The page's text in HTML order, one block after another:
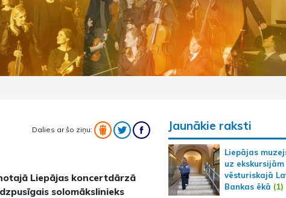
Dalies ar šo ziņu:
Liepājas koncertdārzā
solomākslinieks
Jaunākie raksti
Liepājas
uz ekskursijām
vēsturiskajā
Bankas ēkā (1)